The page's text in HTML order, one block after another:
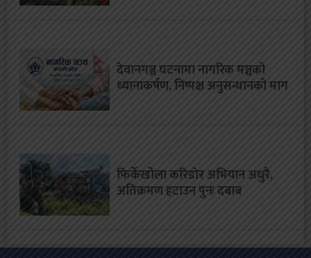
देवानगञ्ज घटनामा नागरिक मञ्चको
ध्यानाकर्षण, निष्पक्ष अनुसन्धानको माग
फिर्केखोला करिडाेर अभियान अधुरै,
अतिक्रमण हटाउन पुनः दबाब